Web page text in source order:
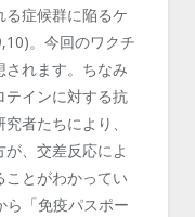
症候群に陥るケ
。今回のワクチ
されます。ちなみ
テインに対する抗
者たちにより、
、交差反応によ
ことがわかってい
ら「免疫パスポー